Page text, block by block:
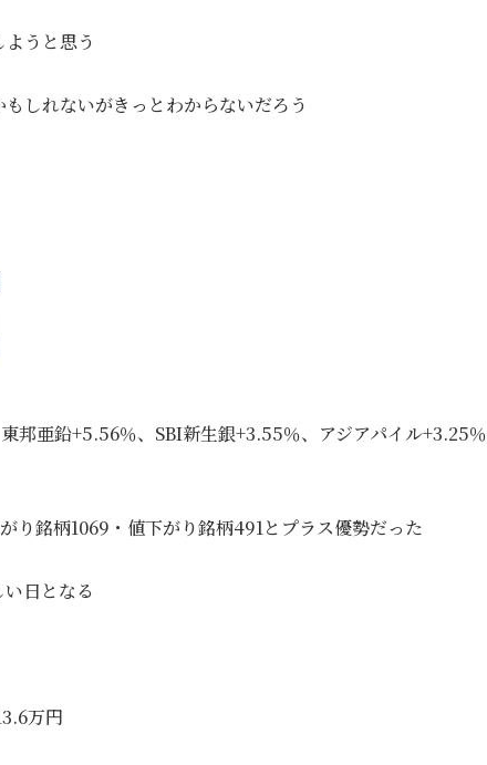
うと思う
しれないがきっとわからないだろう
邦亜鉛+5.56％、SBI新生銀+3.55％、アジアパイル+3.25％
り銘柄1069・値下がり銘柄491とプラス優勢だった
日となる
万円